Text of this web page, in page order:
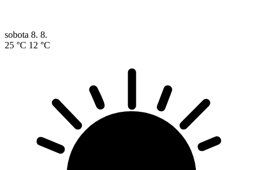
sobota 8. 8.
25 °C 12 °C